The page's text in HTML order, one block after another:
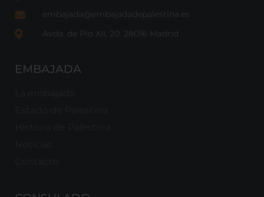
embajada@embajadadepalestina.es
Avda. de Pío XII, 20. 28016 Madrid
EMBAJADA